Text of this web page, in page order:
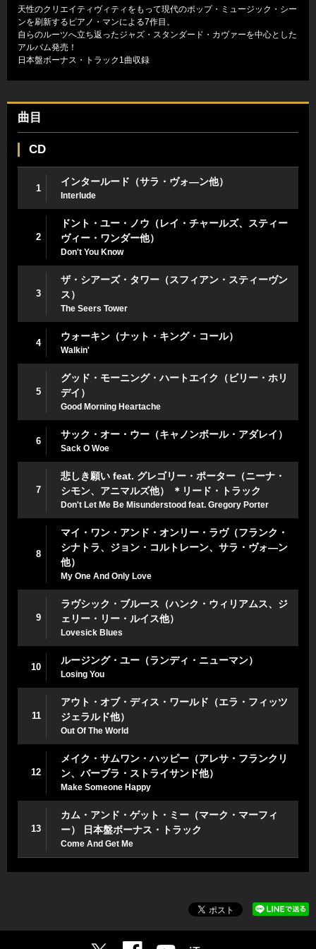
天性のクリエイティヴィティをもって現代のポップ・ミュージック・シー
ンを刷新するピアノ・マンによる7作目。
自らのルーツへ立ち返ったジャズ・スタンダード・カヴァーを中心とした
アルバム発売！
日本盤ボーナス・トラック1曲収録
曲目
CD
1
インタールード（サラ・ヴォ―ン他）
Interlude
2
ドント・ユー・ノウ（レイ・チャールズ、スティー
ヴィー・ワンダー他）
Don't You Know
3
ザ・シアーズ・タワー（スフィアン・スティーヴン
ス）
The Seers Tower
4
ウォーキン（ナット・キング・コール）
Walkin'
5
グッド・モーニング・ハートエイク（ビリー・ホリ
デイ）
Good Morning Heartache
6
サック・オー・ウー（キャノンボール・アダレイ）
Sack O Woe
7
悲しき願い feat. グレゴリー・ポーター（ニーナ・
シモン、アニマルズ他） ＊リード・トラック
Don't Let Me Be Misunderstood feat. Gregory Porter
8
マイ・ワン・アンド・オンリー・ラヴ（フランク・
シナトラ、ジョン・コルトレーン、サラ・ヴォ―ン
他）
My One And Only Love
9
ラヴシック・ブルース（ハンク・ウィリアムス、ジ
ェリー・リー・ルイス他）
Lovesick Blues
10
ルージング・ユー（ランディ・ニューマン）
Losing You
11
アウト・オブ・ディス・ワールド（エラ・フィッツ
ジェラルド他）
Out Of The World
12
メイク・サムワン・ハッピー（アレサ・フランクリ
ン、バーブラ・ストライサンド他）
Make Someone Happy
13
カム・アンド・ゲット・ミー（マーク・マーフィ
ー） 日本盤ボーナス・トラック
Come And Get Me